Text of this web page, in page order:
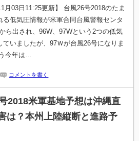
月03日11:25更新】 台風26号2018のたま
る低気圧情報が米軍合同台風警報センタ
ら出され、96W、97Wという2つの低気
ていましたが、97Ｗが台風26号になりま
今年は…
コメントを書く
2018米軍基地予想は沖縄直
は？本州上陸縦断と進路予